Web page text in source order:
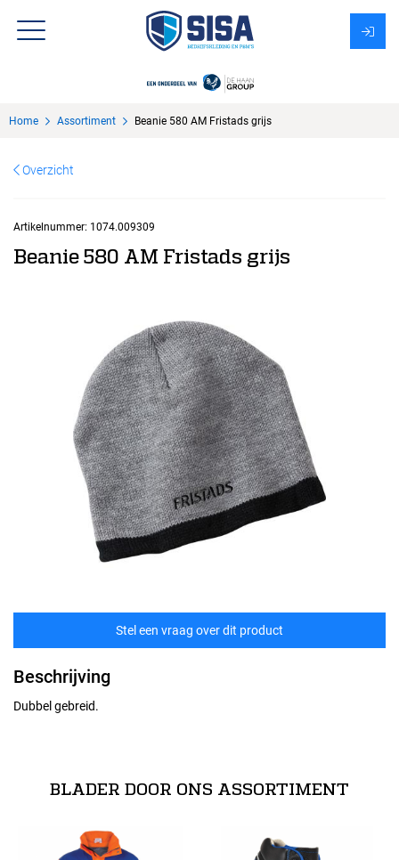
Over Sisa
KMS
Uitzendbureau?
Home Assortiment Beanie 580 AM Fristads grijs
Overzicht
Artikelnummer: 1074.009309
Beanie 580 AM Fristads grijs
Stel een vraag over dit product
Beschrijving
Dubbel gebreid.
BLADER DOOR ONS ASSORTIMENT